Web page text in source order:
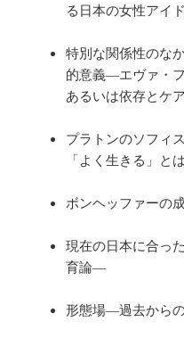
る日本の女性アイ
特別な関係性のな
的意義―エヴァ・
あるいは依存とケ
プラトンのソフィ
「よく生きる」とは
ボンヘッファーの
現在の日本に合っ
育論―
形態場―過去から